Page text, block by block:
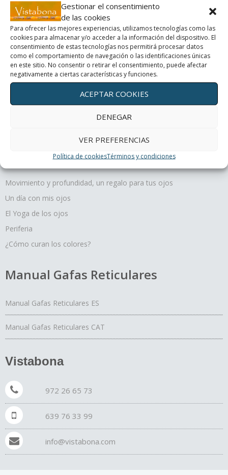
Gestionar el consentimiento
de las cookies
Para ofrecer las mejores experiencias, utilizamos tecnologías como las
cookies para almacenar y/o acceder a la información del dispositivo. El
consentimiento de estas tecnologías nos permitirá procesar datos
como el comportamiento de navegación o las identificaciones únicas
en este sitio. No consentir o retirar el consentimiento, puede afectar
negativamente a ciertas características y funciones.
ACEPTAR COOKIES
DENEGAR
VER PREFERENCIAS
Política de cookiesTérminos y condiciones
Un día con mis ojos
El Yoga de los ojos
Periferia
¿Cómo curan los colores?
Terapias oculares
Movimiento y profundidad, un regalo para tus ojos
Un día con mis ojos
El Yoga de los ojos
Periferia
¿Cómo curan los colores?
Manual Gafas Reticulares
Manual Gafas Reticulares ES
Manual Gafas Reticulares CAT
Vistabona
972 26 65 73
639 76 33 99
info@vistabona.com